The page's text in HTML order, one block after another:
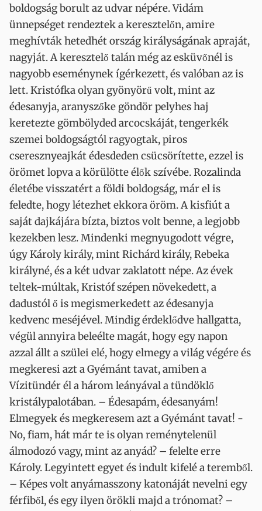
boldogság borult az udvar népére. Vidám
ünnepséget rendeztek a keresztelőn, amire
meghívták hetedhét ország királyságának apraját,
nagyját. A keresztelő talán még az esküvőnél is
nagyobb eseménynek ígérkezett, és valóban az is
lett. Kristófka olyan gyönyörű volt, mint az
édesanyja, aranyszőke göndör pelyhes haj
keretezte gömbölyded arcocskáját, tengerkék
szemei boldogságtól ragyogtak, piros
cseresznyeajkát édesdeden csücsörítette, ezzel is
örömet lopva a körülötte élők szívébe. Rozalinda
életébe visszatért a földi boldogság, már el is
feledte, hogy létezhet ekkora öröm. A kisfiút a
saját dajkájára bízta, biztos volt benne, a legjobb
kezekben lesz. Mindenki megnyugodott végre,
úgy Károly király, mint Richárd király, Rebeka
királyné, és a két udvar zaklatott népe. Az évek
teltek-múltak, Kristóf szépen növekedett, a
dadustól ő is megismerkedett az édesanyja
kedvenc meséjével. Mindig érdeklődve hallgatta,
végül annyira beleélte magát, hogy egy napon
azzal állt a szülei elé, hogy elmegy a világ végére és
megkeresi azt a Gyémánt tavat, amiben a
Vízitündér él a három leányával a tündöklő
kristálypalotában. – Édesapám, édesanyám!
Elmegyek és megkeresem azt a Gyémánt tavat! -
No, fiam, hát már te is olyan reménytelenül
álmodozó vagy, mint az anyád? – felelte erre
Károly. Legyintett egyet és indult kifelé a teremből.
– Képes volt anyámasszony katonáját nevelni egy
férfiből, és egy ilyen örökli majd a trónomat? –